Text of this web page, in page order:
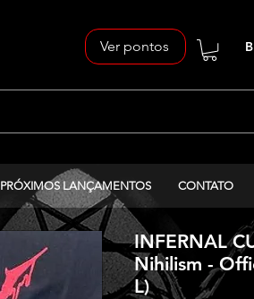
Ver pontos
PRÓXIMOS LANÇAMENTOS CONTATO
INFERNAL
Nihilism -
L)